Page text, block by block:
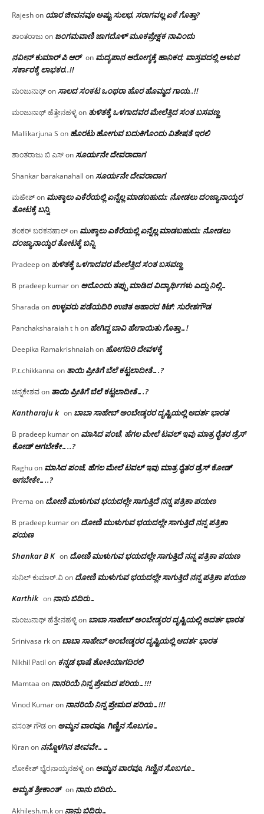
Rajeshon ಯಾರ ಜೀವನವೂ ಅಷ್ಟು ಸುಲಭ, ಸರಾಗವಲ್ಲ ಏಕೆ ಗೊತ್ತಾ?
ಶಾಂತರಾಜುon ಜಂಗಮವಾಣಿ ಜಾಗದೊಳ್ ಮೂಕಪ್ರೇಕ್ಷಕ ನಾವಿಂದು
ನವೀನ್ ಕುಮಾರ್ ಪಿ ಆರ್ on ಮದ್ಯಪಾನ ಆರೋಗ್ಯಕ್ಕೆ ಹಾನಿಕರ; ವಾಸ್ತವದಲ್ಲಿ ಅಳುವ
ಸರ್ಕಾರಕ್ಕೆ ಲಾಭಕರ..!!
ಮಂಜುನಾಥ್onಸಾಲದ ಸಂಕಟ ಒಂಥರಾ ಹೊರ ಹೊಮ್ಮದ ಗಾಯ..!!
ಮಂಜುನಾಥ್ ಹೆತ್ತೇನಹಳ್ಳಿon ತುಳಿತಕ್ಕೆ ಒಳಗಾದವರ ಮೇಲೆತ್ತಿದ ಸಂತ ಬಸವಣ್ಣ
Mallikarjuna S on ಹೊರಟು ಹೋಗುವ ಬದುಕಿಗೊಂದು ವಿಶೇಷತೆ ಇರಲಿ
ಶಾಂತರಾಜು ಬಿ ಎಸ್onಸೂರ್ಯನೇ ದೇವರಾದಾಗ
Shankar barakanahall onಸೂರ್ಯನೇ ದೇವರಾದಾಗ
ಮಹೇಶ್on ಮುಕ್ಕಾಲು ಎಕೆರೆಯಲ್ಲಿ ಏನ್ನೆಲ್ಲ‌ ಮಾಡಬಹುದು: ನೋಡಲು ದಂಜ್ಯಾನಾಯ್ಕರ
ತೋಟಕ್ಕೆ ಬನ್ನಿ
ಶಂಕರ್ ಬರಕನಹಾಲ್on ಮುಕ್ಕಾಲು ಎಕೆರೆಯಲ್ಲಿ ಏನ್ನೆಲ್ಲ‌ ಮಾಡಬಹುದು: ನೋಡಲು
ದಂಜ್ಯಾನಾಯ್ಕರ ತೋಟಕ್ಕೆ ಬನ್ನಿ
Pradeepon ತುಳಿತಕ್ಕೆ ಒಳಗಾದವರ ಮೇಲೆತ್ತಿದ ಸಂತ ಬಸವಣ್ಣ
B pradeep kumaron ಅದೊಂದು ತಪ್ಪು ಮಾಡಿದ ವಿದ್ಯಾರ್ಥಿಗಳು ಎದ್ದು ನಿಲ್ಲಿ…
Sharada on ಉಳ್ಳವರು ಪಡೆಯದಿರಿ ಉಚಿತ ಆಹಾರದ ಕಿಟ್: ಸುರೇಶಗೌಡ
Panchaksharaiah t hon ಹೇಗಿದ್ದ ಬಾವಿ ಹೇಗಾಯಿತು ಗೊತ್ತಾ…!
Deepika Ramakrishnaiahon ಹೋಗದಿರಿ ದೇವಳಕ್ಕೆ
P.t.chikkanna on ತಾಯಿ ಪ್ರೀತಿಗೆ ಬೆಲೆ ಕಟ್ಟಲಾದೀತೆ….?
ಚನ್ನಕೇಶವon ತಾಯಿ ಪ್ರೀತಿಗೆ ಬೆಲೆ ಕಟ್ಟಲಾದೀತೆ….?
Kantharaju k on ಬಾಬಾ ಸಾಹೇಬ್ ಅಂಬೇಡ್ಕರರ ದೃಷ್ಟಿಯಲ್ಲಿ ಆದರ್ಶ ಭಾರತ
B pradeep kumaron ಮಾಸಿದ ಪಂಚೆ, ಹೆಗಲ ಮೇಲೆ ಟವಲ್‌ ಇವು ಮಾತ್ರ ರೈತರ ಡ್ರೆಸ್‌
ಕೋಡ್ ಆಗಬೇಕೇ…..?‌
Raghuon ಮಾಸಿದ ಪಂಚೆ, ಹೆಗಲ ಮೇಲೆ ಟವಲ್‌ ಇವು ಮಾತ್ರ ರೈತರ ಡ್ರೆಸ್‌ ಕೋಡ್
ಆಗಬೇಕೇ…..?‌
Prema on ದೋಣಿ ಮುಳುಗುವ ಭಯದಲ್ಲೇ ಸಾಗುತ್ತಿದೆ ನನ್ನ ಪತ್ರಿಕಾ ಪಯಣ
B pradeep kumaron ದೋಣಿ ಮುಳುಗುವ ಭಯದಲ್ಲೇ ಸಾಗುತ್ತಿದೆ ನನ್ನ ಪತ್ರಿಕಾ
ಪಯಣ
Shankar B K on ದೋಣಿ ಮುಳುಗುವ ಭಯದಲ್ಲೇ ಸಾಗುತ್ತಿದೆ ನನ್ನ ಪತ್ರಿಕಾ ಪಯಣ
ಸುನಿಲ್ ಕುಮಾರ್.ವಿon ದೋಣಿ ಮುಳುಗುವ ಭಯದಲ್ಲೇ ಸಾಗುತ್ತಿದೆ ನನ್ನ ಪತ್ರಿಕಾ ಪಯಣ
Karthik on ನಾನು ಬಿದಿರು…
ಮಂಜುನಾಥ್ ಹೆತ್ತೇನಹಳ್ಳಿon ಬಾಬಾ ಸಾಹೇಬ್ ಅಂಬೇಡ್ಕರರ ದೃಷ್ಟಿಯಲ್ಲಿ ಆದರ್ಶ ಭಾರತ
Srinivasa rkon ಬಾಬಾ ಸಾಹೇಬ್ ಅಂಬೇಡ್ಕರರ ದೃಷ್ಟಿಯಲ್ಲಿ ಆದರ್ಶ ಭಾರತ
Nikhil Patil on ಕನ್ನಡ ಭಾಷೆ ಶೋಕಿಯಾಗದಿರಲಿ
Mamtaa on ನಾನರಿಯೆ ನಿನ್ನ ಪ್ರೇಮದ ಪರಿಯ…!!!
Vinod Kumaron ನಾನರಿಯೆ ನಿನ್ನ ಪ್ರೇಮದ ಪರಿಯ…!!!
ವಸಂತ್ ಗೌಡon ಅಮ್ಮನ ವಾರವೂ, ಗಿಣ್ಣಿನ ಸೊಬಗೂ…
Kiranon ನನ್ನೊಳಗಿನ ಜೀವವೇ……
ಲೋಕೇಶ್ ಭೈರನಾಯ್ಕನಹಳ್ಳಿon ಅಮ್ಮನ ವಾರವೂ, ಗಿಣ್ಣಿನ ಸೊಬಗೂ…
ಅಮೃತ ಶ್ರೀಕಾಂತ್ on ನಾನು ಬಿದಿರು…
Akhilesh.m.kon ನಾನು ಬಿದಿರು…